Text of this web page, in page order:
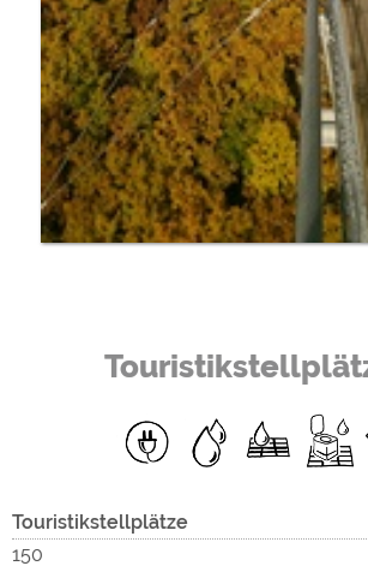
Touristikstellplätze
150